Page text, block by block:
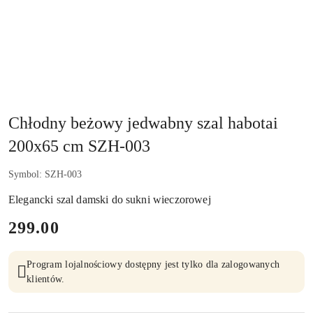
Chłodny beżowy jedwabny szal habotai
200x65 cm SZH-003
Symbol: SZH-003
Elegancki szal damski do sukni wieczorowej
cena:
299.00
Program lojalnościowy dostępny jest tylko dla zalogowanych
klientów.